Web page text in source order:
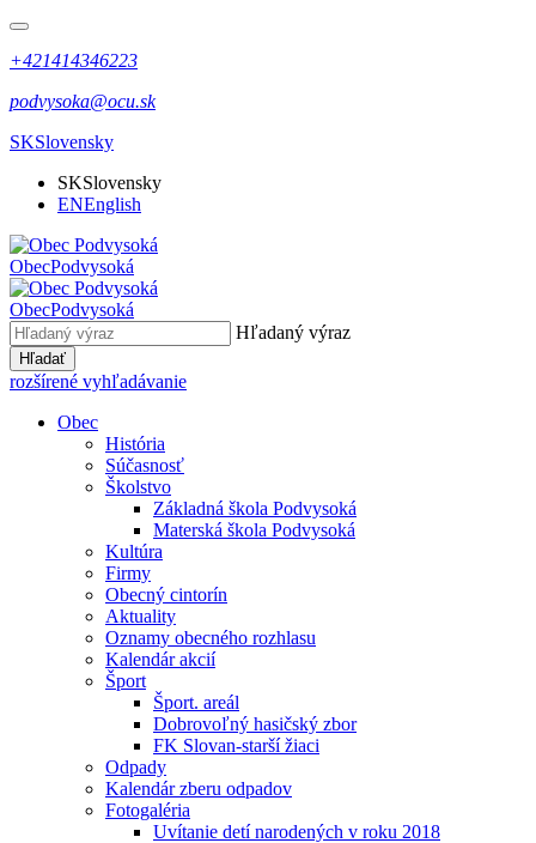
+421414346223
podvysoka@ocu.sk
SKSlovensky
SKSlovensky
ENEnglish
ObecPodvysoká
ObecPodvysoká
Hľadaný výraz
Hľadať
rozšírené vyhľadávanie
Obec
História
Súčasnosť
Školstvo
Základná škola Podvysoká
Materská škola Podvysoká
Kultúra
Firmy
Obecný cintorín
Aktuality
Oznamy obecného rozhlasu
Kalendár akcií
Šport
Šport. areál
Dobrovoľný hasičský zbor
FK Slovan-starší žiaci
Odpady
Kalendár zberu odpadov
Fotogaléria
Uvítanie detí narodených v roku 2018